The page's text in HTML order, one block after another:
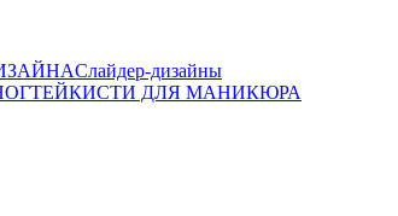
Слайдер-дизайны
КИСТИ ДЛЯ МАНИКЮРА